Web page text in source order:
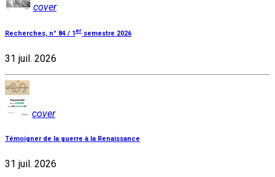
cover
Recherches, n° 84 / 1 er semestre 2026
31 juil. 2026
cover
Témoigner de la guerre à la Renaissance
31 juil. 2026